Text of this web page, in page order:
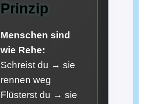
Prinzip
Menschen sind
wie Rehe:
Schreist du → sie
rennen weg
Flüsterst du → sie